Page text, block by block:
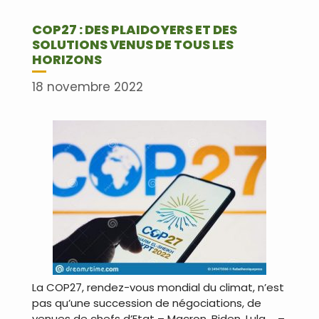
COP27 : DES PLAIDOYERS ET DES
SOLUTIONS VENUS DE TOUS LES
HORIZONS
18 novembre 2022
La COP27, rendez-vous mondial du climat, n’est
pas qu’une succession de négociations, de